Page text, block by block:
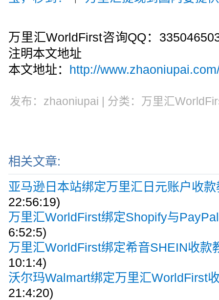
万里汇WorldFirst咨询QQ：
注明本文地址
本文地址： http://
发布：zhaoniupai | 分类：万里汇
相关文章:
亚马逊日本站绑定万里汇日元账户收
22:56:19)
万里汇WorldFirst绑定Shopify与
6:52:5)
万里汇WorldFirst绑定希音SHEIN收款
10:1:4)
沃尔玛Walmart绑定万里汇WorldFirst
21:4:20)